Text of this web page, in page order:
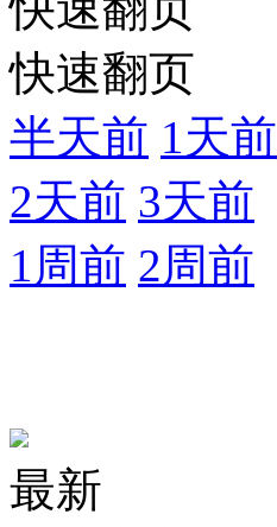
快速翻页
半天前 1天前
2天前 3天前
1周前 2周前
最新